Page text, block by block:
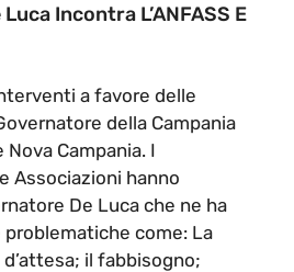
Incontra L’ANFASS E
a favore delle
della Campania
Nova Campania. I
Associazioni hanno
De Luca che ne ha
come: La
il fabbisogno;